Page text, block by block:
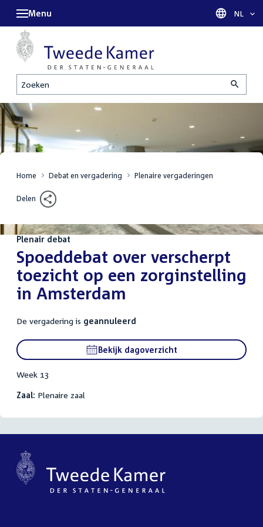
Zoeken
Menu Taal
NL
Home Debat en vergadering Plenaire vergaderingen
Delen
Plenair debat
:Spoeddebat over verscherpt
toezicht op een zorginstelling
in Amsterdam
De vergadering is geannuleerd
Bekijk dagoverzicht
Week 13
Zaal: Plenaire zaal